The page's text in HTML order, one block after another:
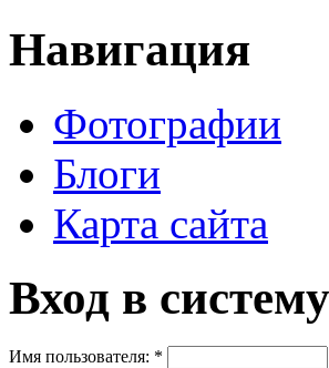
Навигация
Фотографии
Блоги
Карта сайта
Вход в систему
Имя пользователя: *